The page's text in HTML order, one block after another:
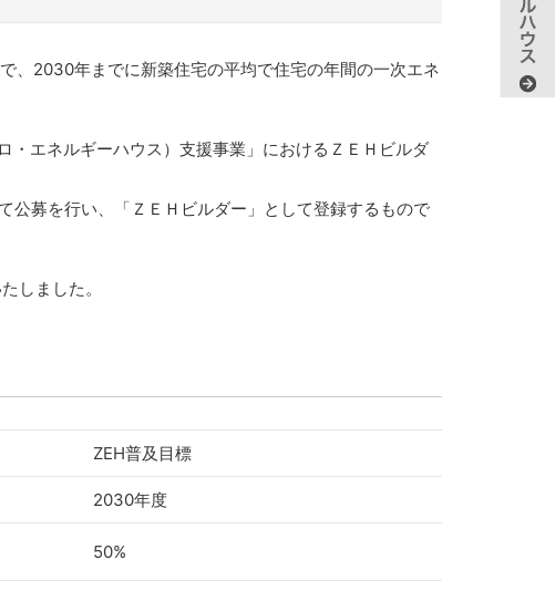
、2030年までに新築住宅の平均で住宅の年間の一次エネ
エネルギーハウス）支援事業」におけるＺＥＨビルダ
公募を行い、「ＺＥＨビルダー」として登録するもので
しました。
ZEH普及目標
2030年度
50%